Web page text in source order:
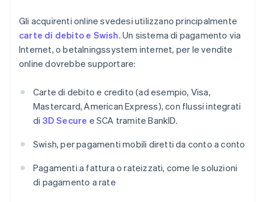
Gli acquirenti online svedesi utilizzano principalmente
carte di debito e Swish. Un sistema di pagamento via
Internet, o betalningssystem internet, per le vendite
online dovrebbe supportare:
Carte di debito e credito (ad esempio, Visa,
Mastercard, American Express), con flussi integrati
di 3D Secure e SCA tramite BankID.
Swish, per pagamenti mobili diretti da conto a conto
Pagamenti a fattura o rateizzati, come le soluzioni
di pagamento a rate